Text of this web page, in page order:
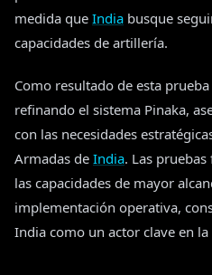
medida que India busque
capacidades de artillería.
Como resultado de esta
refinando el sistema Pinaka,
con las necesidades
Armadas de India. Las
las capacidades de mayor
implementación operativa,
India como un actor clave en